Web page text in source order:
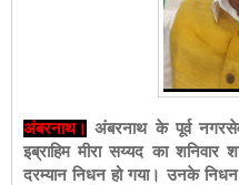
अंबरनाथ। अंबरनाथ के पूर्व
इब्राहिम मीरा सय्यद का
दरम्यान निधन हो गया। उनके